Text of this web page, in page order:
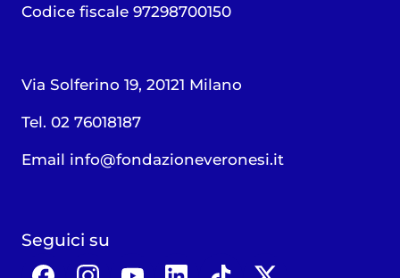
Codice fiscale 97298700150
Via Solferino 19, 20121 Milano
Tel. 02 76018187
Email info@fondazioneveronesi.it
Seguici su